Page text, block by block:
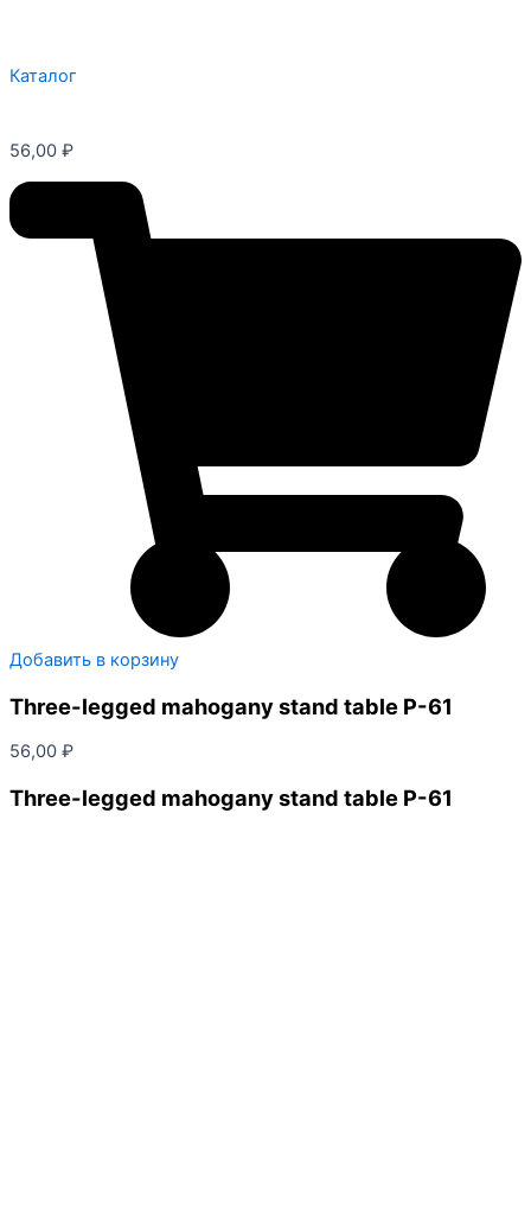
Каталог
56,00 ₽
Добавить в корзину
Three-legged mahogany stand table P-61
56,00 ₽
Three-legged mahogany stand table P-61